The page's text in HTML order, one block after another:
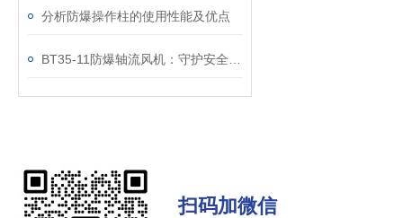
分析防爆操作柱的使用性能及优点
扫码加微信